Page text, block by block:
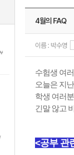
4월의 FAQ
이름 : 박수영
수험생 여
오늘은 지
학생 여러
긴말 않고
<공부 관